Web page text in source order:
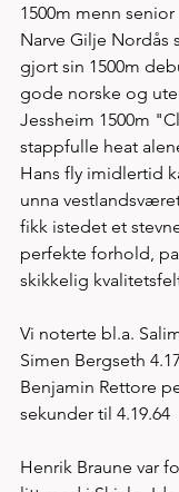
1500m menn senior
Narve Gilje Nordås
gjort sin 1500m
gode norske og
Jessheim 1500m
stappfulle heat
Hans fly imidlertid
unna
fikk istedet et
perfekte forhold,
skikkelig
Vi noterte bl.a.
Simen Bergseth
Benjamin Rettore
sekunder til 4.19.64
Henrik Braune var